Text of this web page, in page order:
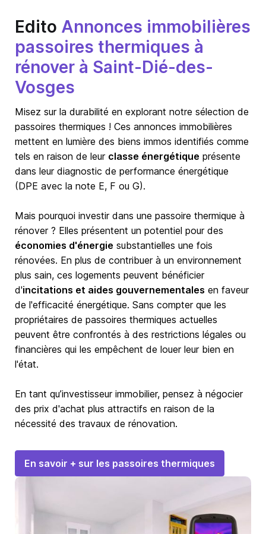
Edito Annonces immobilières
passoires thermiques à
rénover à Saint-Dié-des-
Vosges
Misez sur la durabilité en explorant notre sélection de
passoires thermiques ! Ces annonces immobilières
mettent en lumière des biens immos identifiés comme
tels en raison de leur classe énergétique présente
dans leur diagnostic de performance énergétique
(DPE avec la note E, F ou G).
Mais pourquoi investir dans une passoire thermique à
rénover ? Elles présentent un potentiel pour des
économies d'énergie substantielles une fois
rénovées. En plus de contribuer à un environnement
plus sain, ces logements peuvent bénéficier
d'incitations et aides gouvernementales en faveur
de l'efficacité énergétique. Sans compter que les
propriétaires de passoires thermiques actuelles
peuvent être confrontés à des restrictions légales ou
financières qui les empêchent de louer leur bien en
l'état.
En tant qu’investisseur immobilier, pensez à négocier
des prix d'achat plus attractifs en raison de la
nécessité des travaux de rénovation.
En savoir + sur les passoires thermiques